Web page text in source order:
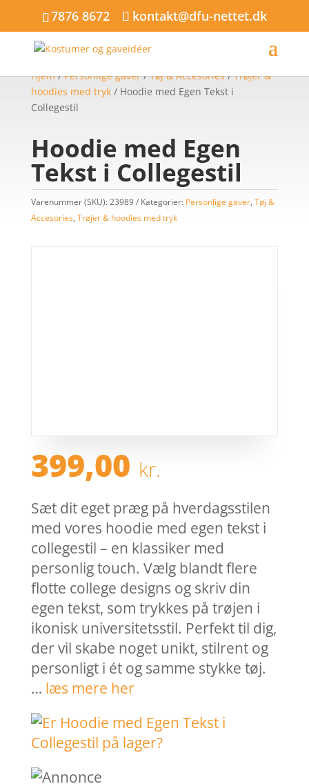
7876 8672 kontakt@dfu-nettet.dk
Hjem/Personlige gaver/Tøj & Accesories/Trøjer &
hoodies med tryk/ Hoodie med Egen Tekst i
Collegestil
Hoodie med Egen
Tekst i Collegestil
Varenummer (SKU):23989 Kategorier: Personlige gaver, Tøj &
Accesories, Trøjer & hoodies med tryk
399,00 kr.
Sæt dit eget præg på hverdagsstilen
med vores hoodie med egen tekst i
collegestil – en klassiker med
personlig touch. Vælg blandt flere
flotte college designs og skriv din
egen tekst, som trykkes på trøjen i
ikonisk universitetsstil. Perfekt til dig,
der vil skabe noget unikt, stilrent og
personligt i ét og samme stykke tøj.
… læs mere her